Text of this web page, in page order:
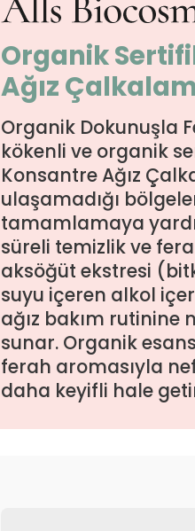
Organik
Ağız
Organik Dokunuşla
kökenli ve organik
Konsantre Ağız
ulaşamadığı
tamamlamaya
süreli temizlik ve
aksöğüt ekstresi
suyu içeren alkol
ağız bakım rutinine
sunar. Organik
ferah aromasıyla
daha keyifli hale